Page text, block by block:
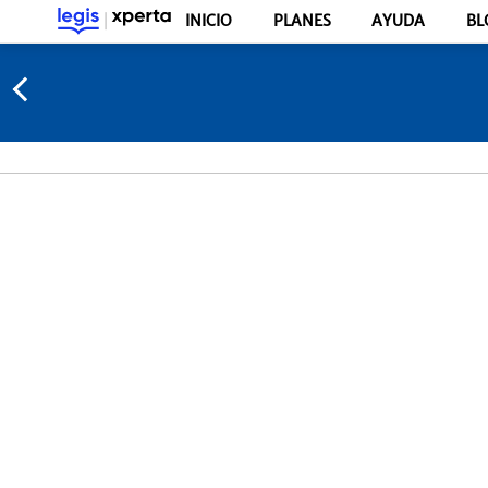
INICIO PLANES AYUDA